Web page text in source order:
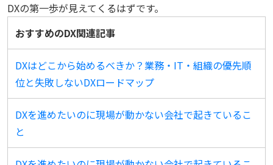
DXの第一歩が見えてくるはずです。
おすすめのDX関連記事
DXはどこから始めるべきか？業務・IT・組織の優先順
位と失敗しないDXロードマップ
DXを進めたいのに現場が動かない会社で起きているこ
と